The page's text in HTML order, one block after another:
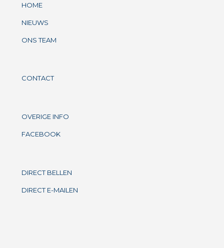
HOME
NIEUWS
ONS TEAM
CONTACT
OVERIGE INFO
FACEBOOK
DIRECT BELLEN
DIRECT E-MAILEN